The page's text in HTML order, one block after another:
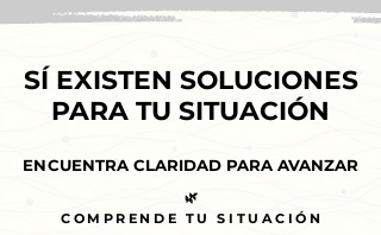
SÍ EXISTEN SOLUCIONES
PARA TU SITUACIÓN
SÍ EXISTEN SOLUCIONES
PARA TU SITUACIÓN
ENCUENTRA CLARIDAD PARA AVANZAR
ENCUENTRA CLARIDAD PARA AVANZAR
🌿
COMPRENDE TU SITUACIÓN
🌿
COMPRENDE TU SITUACIÓN